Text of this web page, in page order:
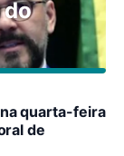
do
quarta-feira
de